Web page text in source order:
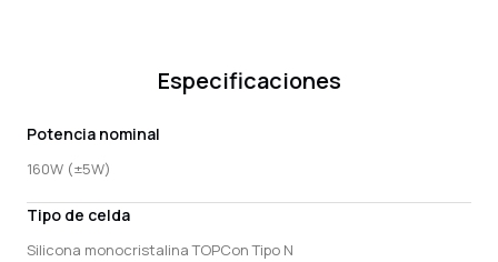
Especificaciones
Potencia nominal
160W (±5W)
Tipo de celda
Silicona monocristalina TOPCon Tipo N